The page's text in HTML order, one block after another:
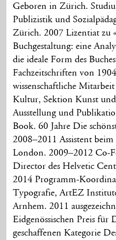
Geboren in Zürich.
Publizistik und
Zürich. 2007 Lizentiat zu
Buchgestaltung: eine
die ideale Form des
Fachzeitschriften von
wissenschaftliche
Kultur, Sektion Kunst
Ausstellung und
Book. 60 Jahre Die
2008–2011 Assistent
London. 2009–2012 Co-
Director des Helvetic
2014 Programm-
Typografie, ArtEZ
Arnhem. 2011
Eidgenössischen Preis für
geschaffenen Kategorie